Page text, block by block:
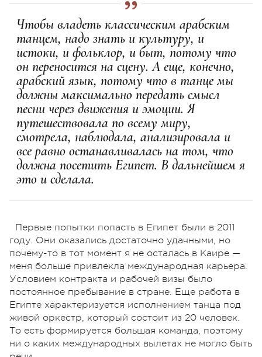
Чтобы владеть классическим арабским
танцем, надо знать и культуру, и
истоки, и фольклор, и быт, потому что
он переносится на сцену. А еще, конечно,
арабский язык, потому что в танце мы
должны максимально передать смысл
песни через движения и эмоции. Я
путешествовала по всему миру,
смотрела, наблюдала, анализировала и
все равно останавливалась на том, что
должна посетить Египет. В дальнейшем я
это и сделала.
Первые попытки попасть в Египет были в 2011
году. Они оказались достаточно удачными, но
почему-то в тот момент я не осталась в Каире —
меня больше привлекла международная карьера.
Условием контракта и рабочей визы было
постоянное пребывание в стране. Еще работа в
Египте характеризуется исполнением танца под
живой оркестр, который состоит из 20 человек.
То есть формируется большая команда, поэтому
ни о каких международных вылетах не могло быть